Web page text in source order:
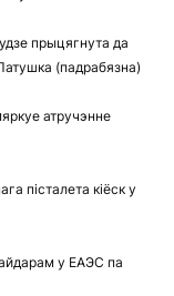
прыцягнута да
(падрабязна)
атручэнне
пісталета кіёск у
у ЕАЭС па